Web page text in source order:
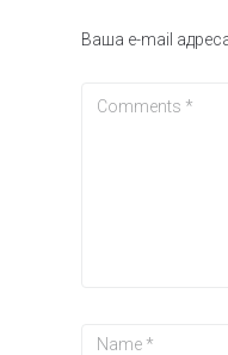
Ваша e-mail